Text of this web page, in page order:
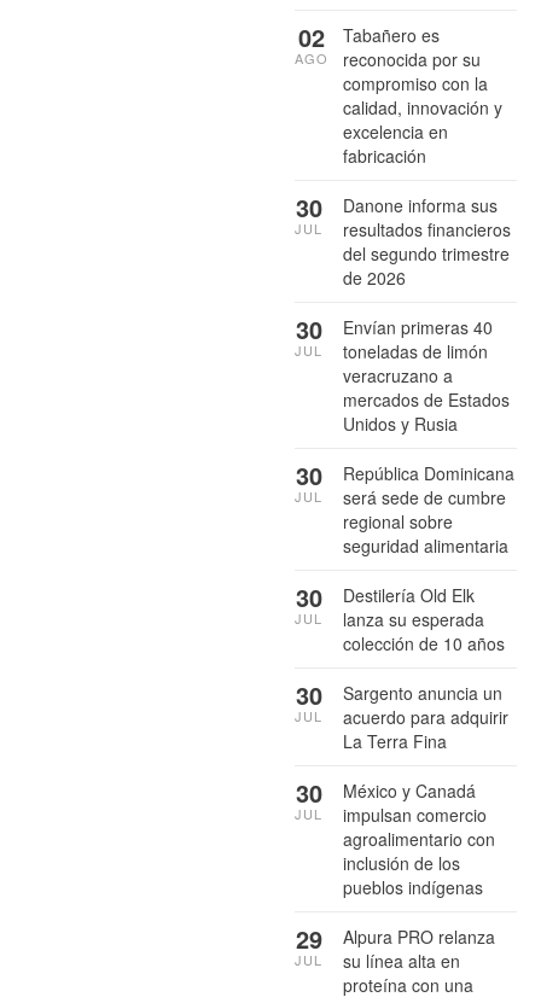
Tabañero es
reconocida por su
compromiso con la
calidad, innovación y
excelencia en
fabricación
02
AGO
Danone informa sus
resultados financieros
del segundo trimestre
de 2026
30
JUL
Envían primeras 40
toneladas de limón
veracruzano a
mercados de Estados
Unidos y Rusia
30
JUL
República Dominicana
será sede de cumbre
regional sobre
seguridad alimentaria
30
JUL
Destilería Old Elk
lanza su esperada
colección de 10 años
30
JUL
Sargento anuncia un
acuerdo para adquirir
La Terra Fina
30
JUL
México y Canadá
impulsan comercio
agroalimentario con
inclusión de los
pueblos indígenas
30
JUL
Alpura PRO relanza
su línea alta en
proteína con una
29
JUL